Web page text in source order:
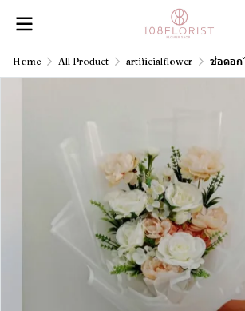
Home All Product artificialflower ช่อดอก